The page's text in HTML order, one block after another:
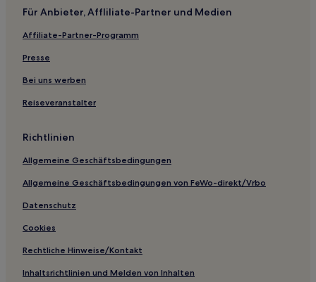
Für Anbieter, Affliliate-Partner und Medien
Affiliate-Partner-Programm
Presse
Bei uns werben
Reiseveranstalter
Richtlinien
Allgemeine Geschäftsbedingungen
Allgemeine Geschäftsbedingungen von FeWo-direkt/Vrbo
Datenschutz
Cookies
Rechtliche Hinweise/Kontakt
Inhaltsrichtlinien und Melden von Inhalten